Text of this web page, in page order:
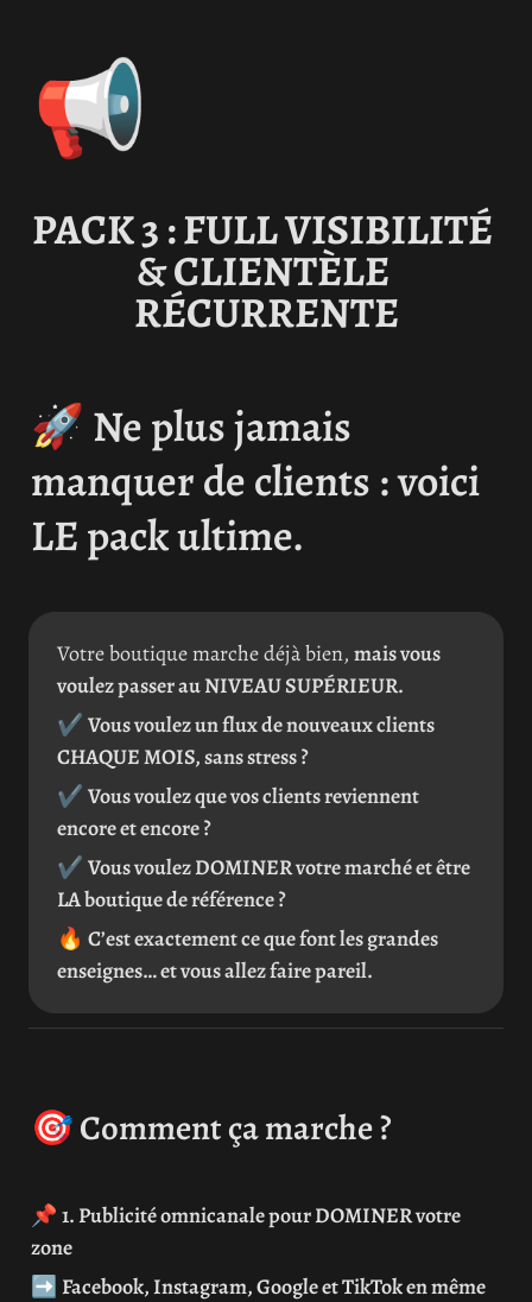
📢
PACK 3 : FULL VISIBILITÉ
& CLIENTÈLE
RÉCURRENTE
🚀 Ne plus jamais
manquer de clients : voici
LE pack ultime.
Votre boutique marche déjà bien, mais vous
voulez passer au NIVEAU SUPÉRIEUR.
✔ Vous voulez un flux de nouveaux clients
CHAQUE MOIS, sans stress ?
✔ Vous voulez que vos clients reviennent
encore et encore ?
✔ Vous voulez DOMINER votre marché et être
LA boutique de référence ?
🔥 C’est exactement ce que font les grandes
enseignes… et vous allez faire pareil.
🎯 Comment ça marche ?
📌 1. Publicité omnicanale pour DOMINER votre
zone
➡️ Facebook, Instagram, Google et TikTok en même